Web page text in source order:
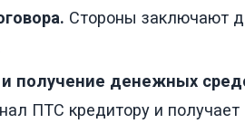
Стороны заключают
получение денежных
ПТС кредитору и